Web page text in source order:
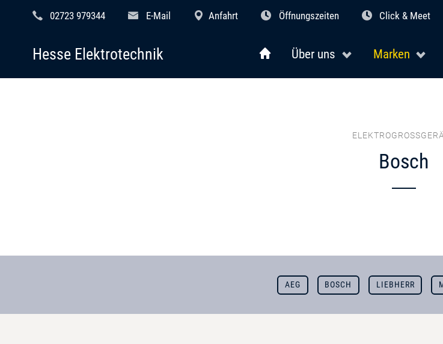
02723 979344 E-Mail Anfahrt Öffnungszeiten Click & Meet
Über uns Marken
Hesse Elektrotechnik
Bosch
AEG BOSCH LIEBHERR